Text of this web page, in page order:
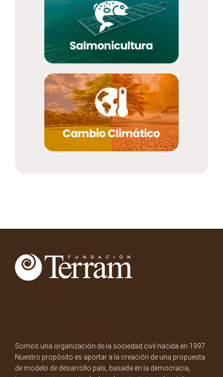
Somos una organización de la sociedad civil nacida en 1997.
Nuestro propósito es aportar a la creación de una propuesta
de modelo de desarrollo país, basada en la democracia,